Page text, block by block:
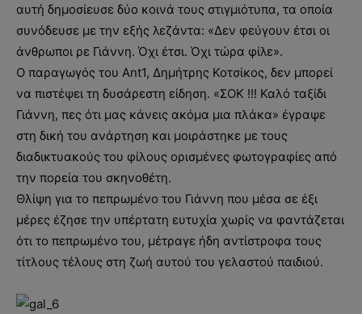
αυτή δημοσίευσε δύο κοινά τους στιγμιότυπα, τα οποία
συνόδευσε με την εξής λεζάντα: «Δεν φεύγουν έτσι οι
άνθρωποι ρε Γιάννη. Όχι έτσι. Όχι τώρα φίλε».
Ο παραγωγός του Αnt1, Δημήτρης Κοτσίκος, δεν μπορεί
να πιστέψει τη δυσάρεστη είδηση. «ΣΟΚ !!! Καλό ταξίδι
Γιάννη, πες ότι μας κάνεις ακόμα μια πλάκα» έγραψε
στη δική του ανάρτηση και μοιράστηκε με τους
διαδικτυακούς του φίλους ορισμένες φωτογραφίες από
την πορεία του σκηνοθέτη.
Θλίψη για το πεπρωμένο του Γιάννη που μέσα σε έξι
μέρες έζησε την υπέρτατη ευτυχία χωρίς να φαντάζεται
ότι το πεπρωμένο του, μέτραγε ήδη αντίστροφα τους
τίτλους τέλους στη ζωή αυτού του γελαστού παιδιού.